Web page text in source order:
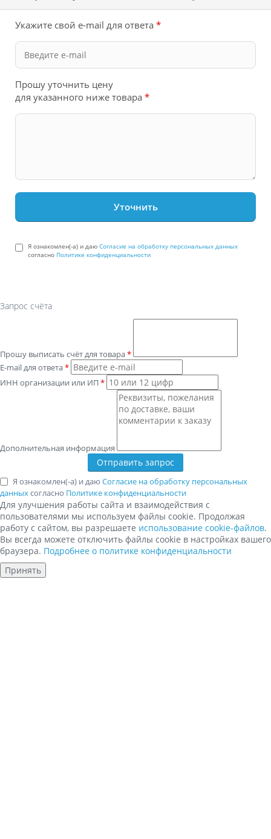
Укажите свой e-mail для ответа *
Прошу уточнить цену
для указанного ниже товара *
Я ознакомлен(-а) и даю Согласие на обработку персональных данных
согласно Политике конфиденциальности
Запрос счёта
Прошу выписать счёт для товара*
E-mail для ответа*
ИНН организации или ИП*
Дополнительная информация
Я ознакомлен(-а) и даю Согласие на обработку персональных
данныхсогласно Политике конфиденциальности
Для улучшения работы сайта и взаимодействия с
пользователями мы используем файлы cookie. Продолжая
работу с сайтом, вы разрешаете использование cookie-файлов.
Вы всегда можете отключить файлы cookie в настройках вашего
браузера. Подробнее о политике конфиденциальности
Принять